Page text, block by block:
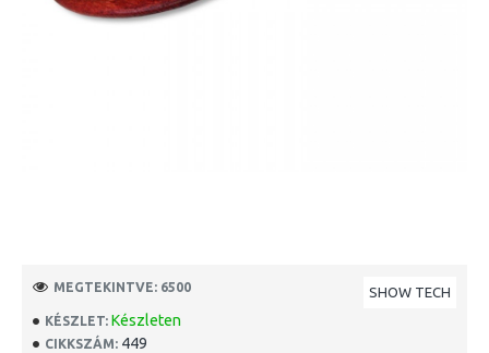
KÉSZLET: Készleten
CIKKSZÁM: 449
SHOW TECH
MEGTEKINTVE: 6500